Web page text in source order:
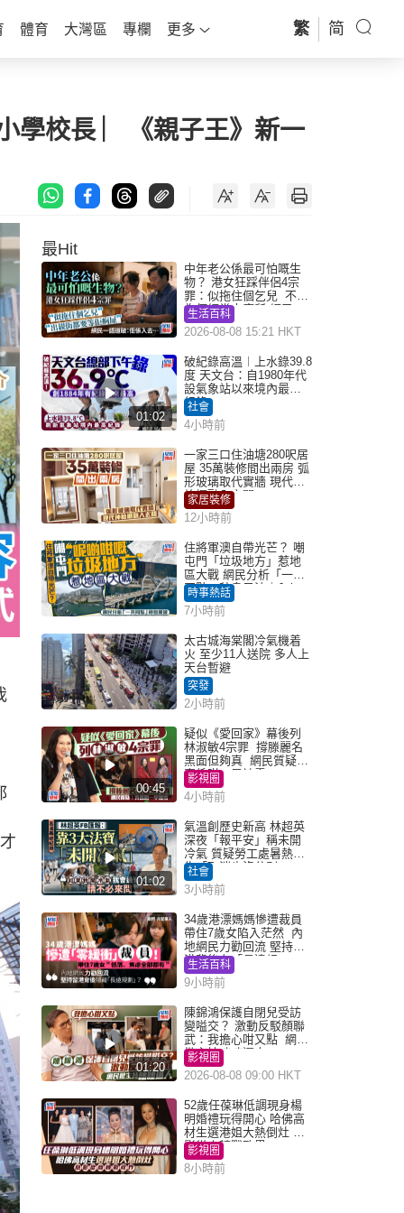
體育 大灣區 專欄 更多 繁 简
學校長 ︳《親子王》新一
最Hit
中年老公係最可怕嘅生
物？ 港女狂踩伴侶4宗
罪：似拖住個乞兒 不解
為何經常去廁所 網民一
語道破
生活百科
2026-08-08 15:21 HKT
01:02
破紀錄高溫︱上水錄39.8
度 天文台：自1980年代
設氣象站以來境內最高
紀錄
社會
4小時前
一家三口住油塘280呎居
屋 35萬裝修間出兩房 弧
形玻璃取代實牆 現代神
枱櫃融入玄關
家居裝修
12小時前
住將軍澳自帶光芒？ 嘲
屯門「垃圾地方」惹地
區大戰 網民分析「一共
同點」秒息風波｜Juicy
叮
時事熱話
7小時前
太古城海棠閣冷氣機着
火 至少11人送院 多人上
天台暫避
突發
2小時前
00:45
疑似《愛回家》幕後列
林淑敏4宗罪 撐滕麗名
黑面但夠真 網民質疑：
真係咁一早被雪
影視圈
4小時前
01:02
氣溫創歷史新高 林超英
深夜「報平安」稱未開
冷氣 質疑勞工處暑熱警
告「取消也沒分別」
社會
3小時前
34歲港漂媽媽慘遭裁員
帶住7歲女陷入茫然 內
地網民力勸回流 堅持留
港背後有「長遠規
劃」？
生活百科
9小時前
01:20
陳錦鴻保護自閉兒受訪
變嗌交？ 激動反駁顏聯
武：我擔心咁又點 網民
批主持咄咄逼人
影視圈
2026-08-08 09:00 HKT
52歲任葆琳低調現身楊
明婚禮玩得開心 哈佛高
材生選港姐大熱倒灶 息
影從商轉戰政界
影視圈
8小時前